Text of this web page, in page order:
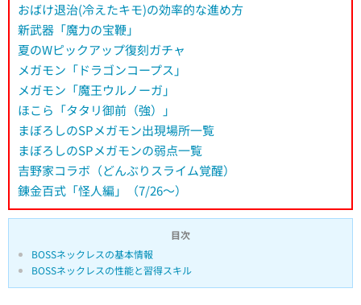
おばけ退治(冷えたキモ)の効率的な進め方
新武器「魔力の宝鞭」
夏のWピックアップ復刻ガチャ
メガモン「ドラゴンコープス」
メガモン「魔王ウルノーガ」
ほこら「タタリ御前（強）」
まぼろしのSPメガモン出現場所一覧
まぼろしのSPメガモンの弱点一覧
吉野家コラボ（どんぶりスライム覚醒）
錬金百式「怪人編」（7/26～）
目次
BOSSネックレスの基本情報
BOSSネックレスの性能と習得スキル